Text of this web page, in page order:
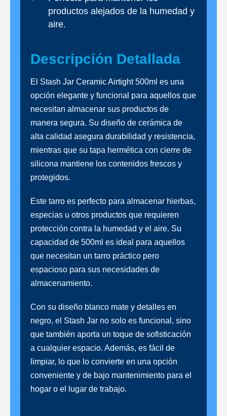
productos alejados de la humedad y
aire.
Descripción Detallada
El Stash Jar Ceramic Airtight 500ml es una
opción elegante y funcional para aquellos que
necesitan almacenar sus productos de
manera segura. Su diseño de cerámica de
alta calidad asegura durabilidad y resistencia,
mientras que su tapa hermética con cierre de
silicona mantiene los contenidos frescos y
protegidos.
Este tarro es perfecto para almacenar hierbas,
especias u otros productos que requieren
protección contra la humedad y el aire. Su
capacidad de 500ml es ideal para aquellos
que necesitan un tarro práctico pero
espacioso para sus necesidades de
almacenamiento.
Con su diseño blanco mate y detalles en
negro, el Stash Jar no solo es funcional, sino
que también aporta un toque de sofisticación
a cualquier espacio. Además, es fácil de
limpiar, lo que lo convierte en una opción
conveniente y de bajo mantenimiento para el
hogar o el lugar de trabajo.